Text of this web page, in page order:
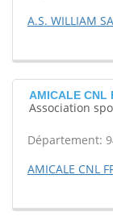
A.S. WILLIAM
AMICALE CNL
Association
Département:
AMICALE CNL